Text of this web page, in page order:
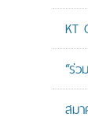
KT
“ร่
สม